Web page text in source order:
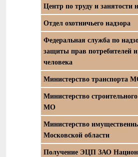
Центр по труду и занятости
Отдел охотничьего надзора
Федеральная служба по
защиты прав потребителей
человека
Министерство транспорта
Министерство
МО
Министерство
Московской области
Получение ЭЦП ЗАО